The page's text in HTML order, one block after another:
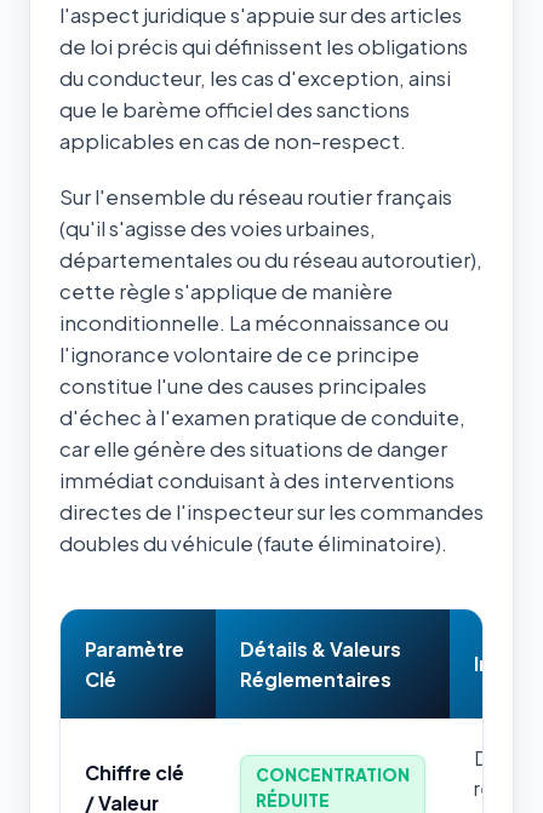
l'aspect juridique s'appuie sur des articles
de loi précis qui définissent les obligations
du conducteur, les cas d'exception, ainsi
que le barème officiel des sanctions
applicables en cas de non-respect.
Sur l'ensemble du réseau routier français
(qu'il s'agisse des voies urbaines,
départementales ou du réseau autoroutier),
cette règle s'applique de manière
inconditionnelle. La méconnaissance ou
l'ignorance volontaire de ce principe
constitue l'une des causes principales
d'échec à l'examen pratique de conduite,
car elle génère des situations de danger
immédiat conduisant à des interventions
directes de l'inspecteur sur les commandes
doubles du véhicule (faute éliminatoire).
Paramètre
Clé
Détails & Valeurs
Réglementaires
Impact
Chiffre clé
/ Valeur
CONCENTRATION
RÉDUITE
retenir